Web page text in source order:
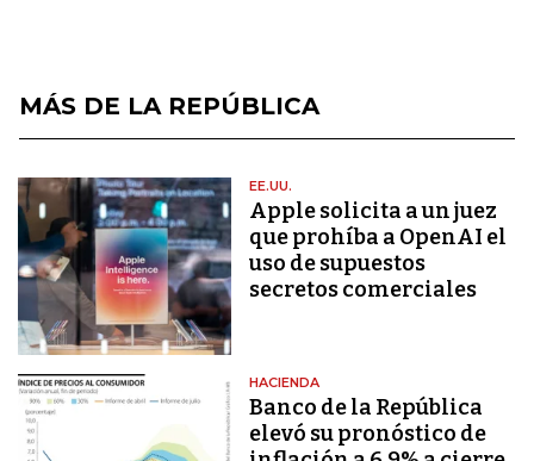
MÁS DE LA REPÚBLICA
EE.UU.
Apple solicita a un juez
que prohíba a OpenAI el
uso de supuestos
secretos comerciales
HACIENDA
Banco de la República
elevó su pronóstico de